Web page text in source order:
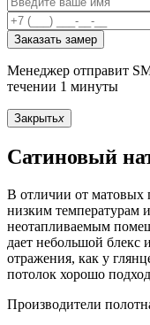
Заказать замер
Менеджер отправит
течении 1 минуты
Закрытьx
Сатиновый
В отличии от матовых
низким температурам
неотапливаемым
дает небольшой блекс
отражения, как у
потолок хорошо
Производители